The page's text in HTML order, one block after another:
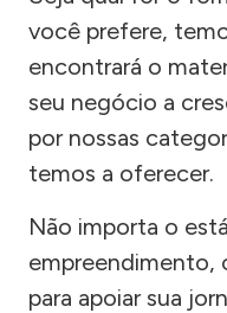
você prefere,
encontrará o
seu negócio a
por nossas
temos a oferecer.
Não importa o
empreendimento,
para apoiar sua